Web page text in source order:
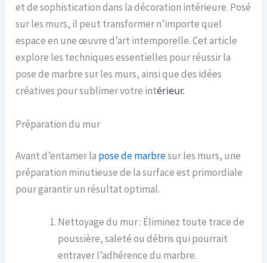
et de sophistication dans la décoration intérieure. Posé
sur les murs, il peut transformer n’importe quel
espace en une œuvre d’art intemporelle. Cet article
explore les techniques essentielles pour réussir la
pose de marbre sur les murs, ainsi que des idées
créatives pour sublimer votre intérieur.
Préparation du mur
Avant d’entamer la pose de marbresur les murs, une
préparation minutieuse de la surface est primordiale
pour garantir un résultat optimal.
Nettoyage du mur : Éliminez toute trace de
poussière, saleté ou débris qui pourrait
entraver l’adhérence du marbre.